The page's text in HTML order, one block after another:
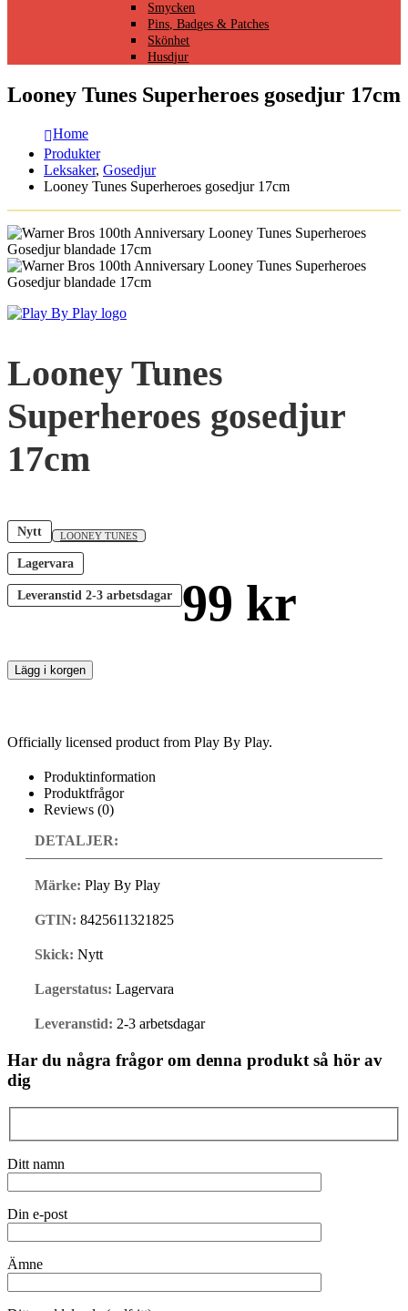
Smycken
Pins, Badges & Patches
Skönhet
Husdjur
Looney Tunes Superheroes gosedjur 17cm
Home
Produkter
Leksaker, Gosedjur
Looney Tunes Superheroes gosedjur 17cm
Looney Tunes
Superheroes gosedjur
17cm
Nytt
Lagervara
Leveranstid 2-3 arbetsdagar
LOONEY TUNES
99 kr
Lägg i korgen
Officially licensed product from Play By Play.
Produktinformation
Produktfrågor
Reviews (0)
DETALJER:
Märke: Play By Play
GTIN: 8425611321825
Skick: Nytt
Lagerstatus: Lagervara
Leveranstid: 2-3 arbetsdagar
Har du några frågor om denna produkt så hör av
dig
Ditt namn
Din e-post
Ämne